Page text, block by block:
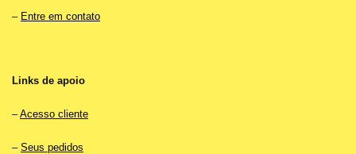
– Entre em contato
Links de apoio
–Acesso cliente
– Seus pedidos